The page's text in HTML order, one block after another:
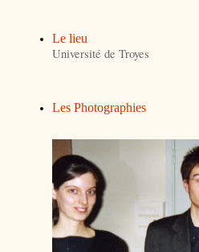
Le lieu
Université de Troyes
Les Photographies